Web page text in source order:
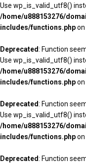
Use wp_is_valid_utf8()
/home/u888153276/
includes/functions.phpon
Deprecated: Function
Use wp_is_valid_utf8()
/home/u888153276/
includes/functions.phpon
Deprecated: Function
Use wp_is_valid_utf8()
/home/u888153276/
includes/functions.phpon
Deprecated: Function